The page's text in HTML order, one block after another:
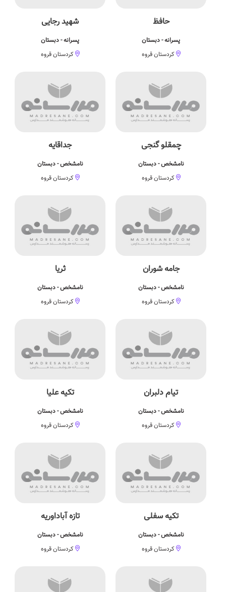
حافظ
پسرانه - دبستان
کردستان قروه
شهید رجایی
پسرانه - دبستان
کردستان قروه
چمقلو گنجی
نامشخص - دبستان
کردستان قروه
جداقایه
نامشخص - دبستان
کردستان قروه
جامه شوران
نامشخص - دبستان
کردستان قروه
ثریا
نامشخص - دبستان
کردستان قروه
تیام دلبران
نامشخص - دبستان
کردستان قروه
تکیه علیا
نامشخص - دبستان
کردستان قروه
تکیه سفلی
نامشخص - دبستان
کردستان قروه
تازه آباداوریه
نامشخص - دبستان
کردستان قروه